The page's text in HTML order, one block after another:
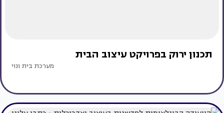
תכנון ירוק בפרויקט עיצוב הבית
מערכת בית ונוי